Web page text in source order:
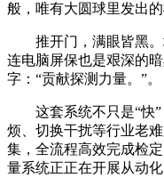
般，唯有大圆球里发出
推开门，满眼皆黑。
连电脑屏保也是艰深的
字：“贡献探测力量。”。
这套系统不只是“快”
烦、切换干扰等行业老
集，全流程高效完成检
量系统正正在开展从动